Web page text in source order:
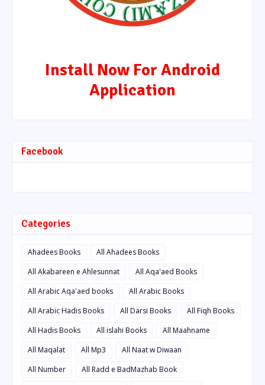
Install Now For Android
Application
Facebook
Categories
Ahadees Books
All Ahadees Books
All Akabareen e Ahlesunnat
All Aqa'aed Books
All Arabic Aqa'aed books
All Arabic Books
All Arabic Hadis Books
All Darsi Books
All Fiqh Books
All Hadis Books
All islahi Books
All Maahname
All Maqalat
All Mp3
All Naat w Diwaan
All Number
All Radd e BadMazhab Book